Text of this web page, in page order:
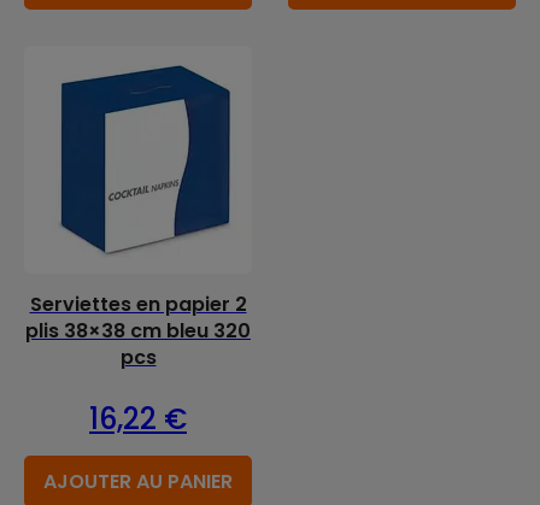
Serviettes en papier 2
plis 38×38 cm bleu 320
pcs
16,22 €
AJOUTER AU PANIER